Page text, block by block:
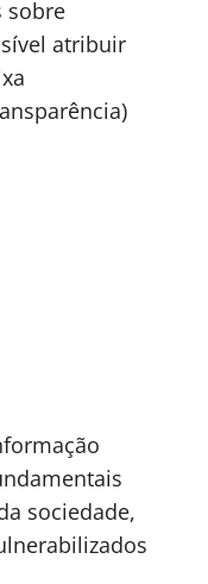
sobre
atribuir
sociedade,